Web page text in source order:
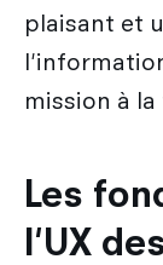
plaisant et
mission à
Les
l'UX